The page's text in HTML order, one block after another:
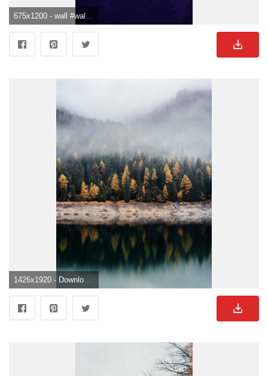
675x1200 - wall #wallpaper #aesthetic #nice #purple #jungle #deer #sunset. Kunst auf leinwand, Kunst tapete, Hintergrundbilder. Wald See Bild.
1426x1920 - Downloaden Herbstlicherwald Mit Spiegelung Der Bäume Wallpaper. Wald See Hintergrundbild.